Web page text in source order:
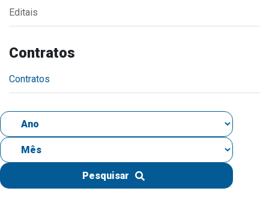
Assistência Social
Obras
IPTU 2026
Nota Fiscal Eletrônica
Editais
Contratos
Contratos
Pesquisar